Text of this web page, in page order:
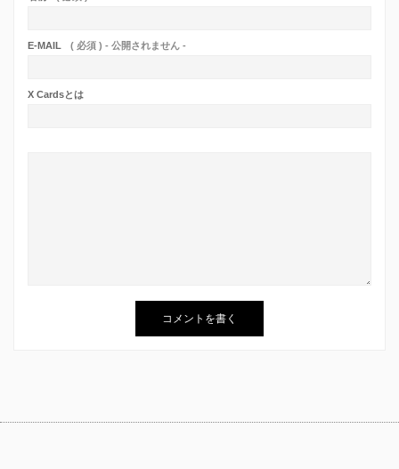
E-MAIL ( 必須 ) - 公開されません -
X Cardsとは